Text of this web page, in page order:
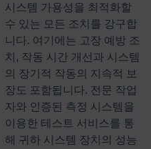
시스템 가용성을 최적화할
수 있는 모든 조치를 강구합
니다. 여기에는 고장 예방 조
치, 작동 시간 개선과 시스템
의 장기적 작동의 지속적 보
장도 포함됩니다. 전문 작업
자와 인증된 측정 시스템을
이용한 테스트 서비스를 통
해 귀하 시스템 장치의 성능